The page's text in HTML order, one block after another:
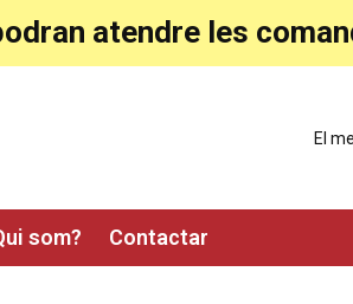
atendre les
El
som? Contactar